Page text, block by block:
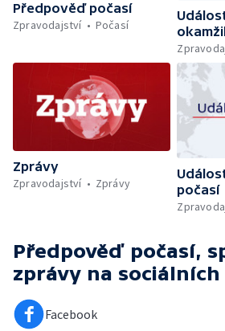
Předpověď počasí
Zpravodajství
Počasí
Zprávy
Zpravodajství
Zprávy
počasí
Předpověď počasí,
zprávy na
Facebook